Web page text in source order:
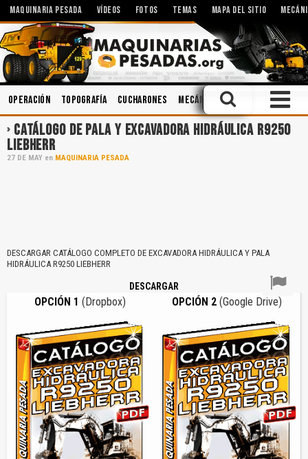
MAQUINARIA PESADA VÍDEOS FOTOS TEMAS MAPA DEL SITIO
Operación Topografía Cucharones Mecánica Caja de Cambios
CATÁLOGO DE PALA Y EXCAVADORA HIDRÁULICA R9250
LIEBHERR
27 DE MAY en MAQUINARIA PESADA
DESCARGAR CATÁLOGO COMPLETO DE EXCAVADORA HIDRÁULICA Y PALA
HIDRÁULICA R9250 LIEBHERR
DESCARGAR
OPCIÓN 1 (Dropbox) OPCIÓN 2 (Google Drive)